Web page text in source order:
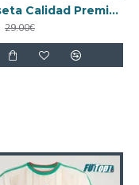
Camiseta Calidad Premium Japón Away 2016/17 Vintage Niño
29.00€